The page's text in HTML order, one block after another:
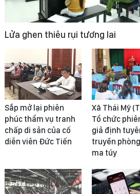
Lửa ghen thiêu rụi tương lai
Sắp mở lại phiên
phúc thẩm vụ tranh
chấp di sản của cố
diễn viên Đức Tiến
Xã Thái Mỹ
Tổ chức
giả định
truyền
ma túy